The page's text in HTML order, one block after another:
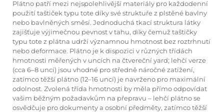
Plátno patří mezi nejspolehlivější materiály pro každodenní
použití taštiček typu tote díky své struktuře z plstěné bavlny
nebo bavlněných směsí. Jednoduchá tkací struktura látky
zajišťuje výjimečnou pevnost v tahu, díky čemuž taštičky
typu tote z plátna udrží významnou hmotnost bez roztrhnutí
nebo deformace. Plátno je k dispozici v různých třídách
hmotnosti měřených v uncích na čtvereční yard; lehčí verze
(cca 6–8 uncí) jsou vhodné pro středně náročné zatížení,
zatímco těžší plátno (12–16 uncí) je navrženo pro maximální
odolnost. Zvolená třída hmotnosti by měla přímo odpovídat
vašim běžným požadavkům na přepravu – lehčí plátno se
osvědčuje pro dokumenty a osobní předměty, zatímco těžší